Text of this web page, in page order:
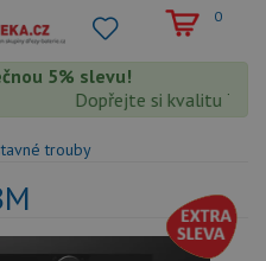
0
5% slevu!
Dopřejte si kvalitu
trouby